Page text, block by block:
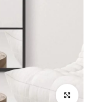
לחץ להגדלה